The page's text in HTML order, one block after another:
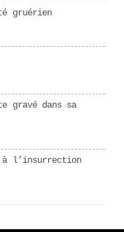
gruérien
gravé dans sa
l’insurrection